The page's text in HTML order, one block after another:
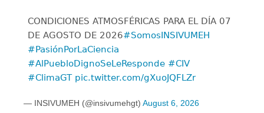
CONDICIONES ATMOSFÉRICAS PARA EL DÍA 07
DE AGOSTO DE 2026#SomosINSIVUMEH
#PasiónPorLaCiencia
#AlPuebloDignoSeLeResponde #CIV
#ClimaGT pic.twitter.com/gXuoJQFLZr
— INSIVUMEH (@insivumehgt) August 6, 2026